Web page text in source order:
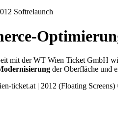
Softrelaunch
mit der WT Wien Ticket GmbH
der Oberfläche und